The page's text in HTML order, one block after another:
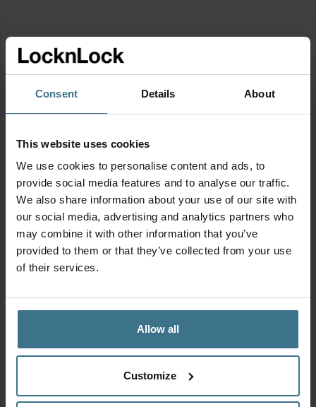
Consent Details About
This website uses cookies
We use cookies to personalise content and ads, to
provide social media features and to analyse our traffic.
We also share information about your use of our site with
our social media, advertising and analytics partners who
may combine it with other information that you’ve
provided to them or that they’ve collected from your use
of their services.
Allow all
Customize
Voordeelverpakking
Voordeelverpakking vershoudbakjes 360 ml | 4 stuks
17.00Oorspronkelijke
prijs
was:
14.95Huidige
prijs
is: